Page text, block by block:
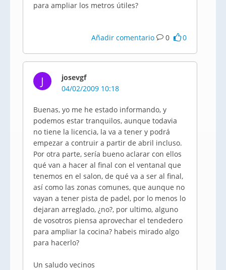
para ampliar los metros útiles?
Añadir comentario 0 0
J
josevgf
04/02/2009 10:18
Buenas, yo me he estado informando, y
podemos estar tranquilos, aunque todavia
no tiene la licencia, la va a tener y podrá
empezar a contruir a partir de abril incluso.
Por otra parte, sería bueno aclarar con ellos
qué van a hacer al final con el ventanal que
tenemos en el salon, de qué va a ser al final,
así como las zonas comunes, que aunque no
vayan a tener pista de padel, por lo menos lo
dejaran arreglado, ¿no?, por ultimo, alguno
de vosotros piensa aprovechar el tendedero
para ampliar la cocina? habeis mirado algo
para hacerlo?
Un saludo vecinos